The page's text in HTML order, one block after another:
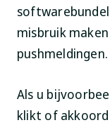
misbruik
pushmeldingen.
Als u
klikt of